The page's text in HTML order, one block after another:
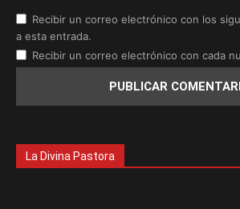
Recibir un correo electrónico con los
a esta entrada.
Recibir un correo electrónico con cada
La Divina Pastora